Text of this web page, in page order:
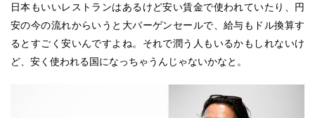
日本もいいレストランはあるけど安い賃金で使われていたり、円
安の今の流れからいうと大バーゲンセールで、給与もドル換算す
るとすごく安いんですよね。それで潤う人もいるかもしれないけ
ど、安く使われる国になっちゃうんじゃないかなと。